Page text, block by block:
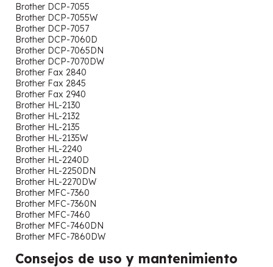
Brother DCP-7055
Brother DCP-7055W
Brother DCP-7057
Brother DCP-7060D
Brother DCP-7065DN
Brother DCP-7070DW
Brother Fax 2840
Brother Fax 2845
Brother Fax 2940
Brother HL-2130
Brother HL-2132
Brother HL-2135
Brother HL-2135W
Brother HL-2240
Brother HL-2240D
Brother HL-2250DN
Brother HL-2270DW
Brother MFC-7360
Brother MFC-7360N
Brother MFC-7460
Brother MFC-7460DN
Brother MFC-7860DW
Consejos de uso y mantenimiento